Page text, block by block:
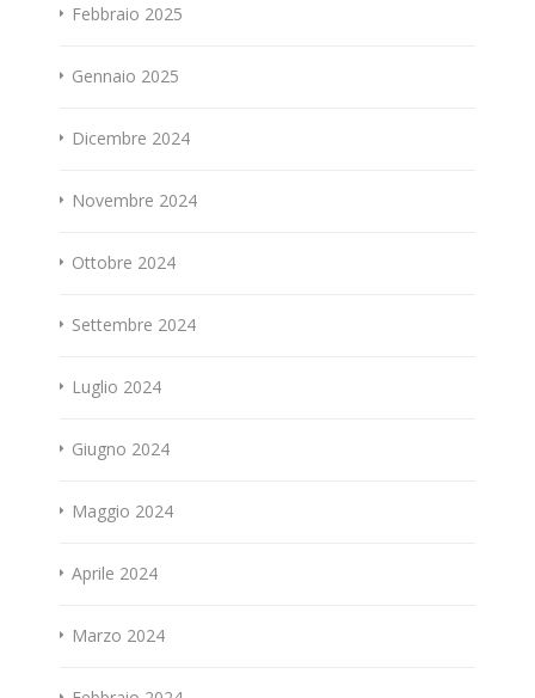
Febbraio 2025
Gennaio 2025
Dicembre 2024
Novembre 2024
Ottobre 2024
Settembre 2024
Luglio 2024
Giugno 2024
Maggio 2024
Aprile 2024
Marzo 2024